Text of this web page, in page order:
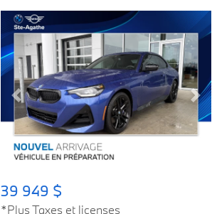
Previous Next
39 949 $
*Plus Taxes et licenses